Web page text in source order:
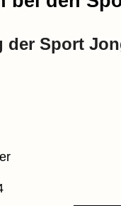
der Sport